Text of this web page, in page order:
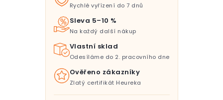
Rychlé vyřízení do 7 dnů
Sleva 5–10 %
Na každý další nákup
Vlastní sklad
Odesíláme do 2. pracovního dne
Ověřeno zákazníky
Zlatý certifikát Heureka